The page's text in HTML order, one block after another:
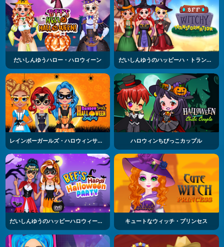
だいしんゆうハロー・ハロウィーン だいしんゆうのハッピーハ・トランスフォーメーション
レインボーガールズ・ハロウィンサロン ハロウィンちびっこカップル
だいしんゆうのハッピーハロウィーンパーティー キュートなウィッチ・プリンセス